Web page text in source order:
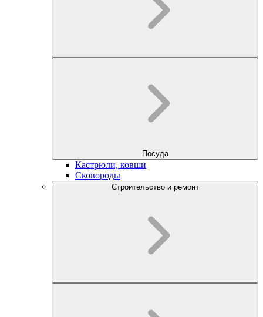
Посуда
Кастрюли, ковши
Сковороды
Строительство и ремонт